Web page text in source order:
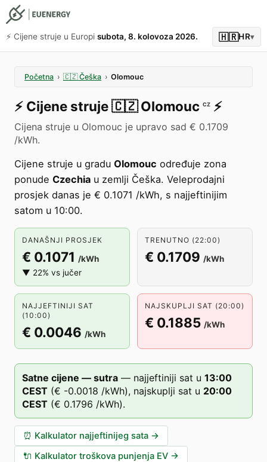
⚡️ Cijene struje u Europi subota, 8. kolovoza 2026. 🇭🇷HR▾
Početna › 🇨🇿 Češka › Olomouc
⚡️ Cijene struje🇨🇿 Olomouc CZ ⚡️
Cijena struje u Olomouc je upravo sad € 0.1709
/kWh.
Cijene struje u gradu Olomouc određuje zona
ponude Czechia u zemlji Češka. Veleprodajni
prosjek danas je € 0.1071 /kWh, s najjeftinijim
satom u 10:00.
DANAŠNJI PROSJEK
€ 0.1071 /kWh
▼ 22% vs jučer
TRENUTNO (22:00)
€ 0.1709 /kWh
NAJJEFTINIJI SAT
(10:00)
€ 0.0046 /kWh
NAJSKUPLJI SAT (20:00)
€ 0.1885 /kWh
Satne cijene — sutra — najjeftiniji sat u 13:00
CEST (€ -0.0018 /kWh), najskuplji sat u 20:00
CEST (€ 0.1796 /kWh).
⏰ Kalkulator najjeftinijeg sata →
🔌 Kalkulator troškova punjenja EV →